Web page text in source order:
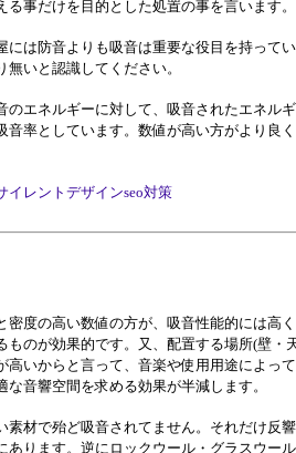
事だけを目的とした処置の事を言います。
には防音よりも吸音は重要な役目を持って
いと認識してください。
のエネルギーに対して、吸音されたエネル
音率としています。数値が高い方がより良
レントデザインseo対策
密度の高い数値の方が、吸音性能的には高
ものが効果的です。又、配置する場所(壁
高いからと言って、音楽や使用用途によっ
音響空間を求める効果が半減します。
素材で殆ど吸音されてません。それだけ反
あります。逆にロックウール・グラスウー